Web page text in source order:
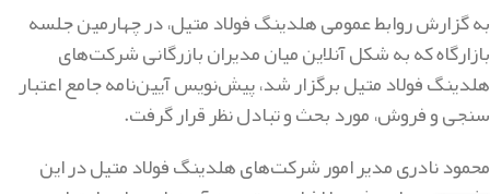
به گزارش روابط عمومی هلدینگ فولاد متیل، در چهارمین جلسه
بازارگاه که به شکل آنلاین میان مدیران بازرگانی شرکت‌های
هلدینگ فولاد متیل برگزار شد، پیش‌نویس آیین‌نامه جامع اعتبار
سنجی و فروش، مورد بحث و تبادل نظر قرار گرفت.
محمود نادری مدیر امور شرکت‌های هلدینگ فولاد متیل در این